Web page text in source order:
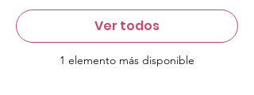
1 elemento más disponible
Ver todos